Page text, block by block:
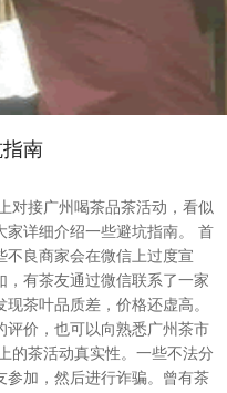
南
对接广州喝茶品茶活动，看似
家详细介绍一些避坑指南。 首
不良商家会在微信上过度宣
有茶友通过微信联系了一家
茶叶品质差，价格还虚高。
评价，也可以向熟悉广州茶市
的茶活动真实性。一些不法分
参加，然后进行诈骗。曾有茶